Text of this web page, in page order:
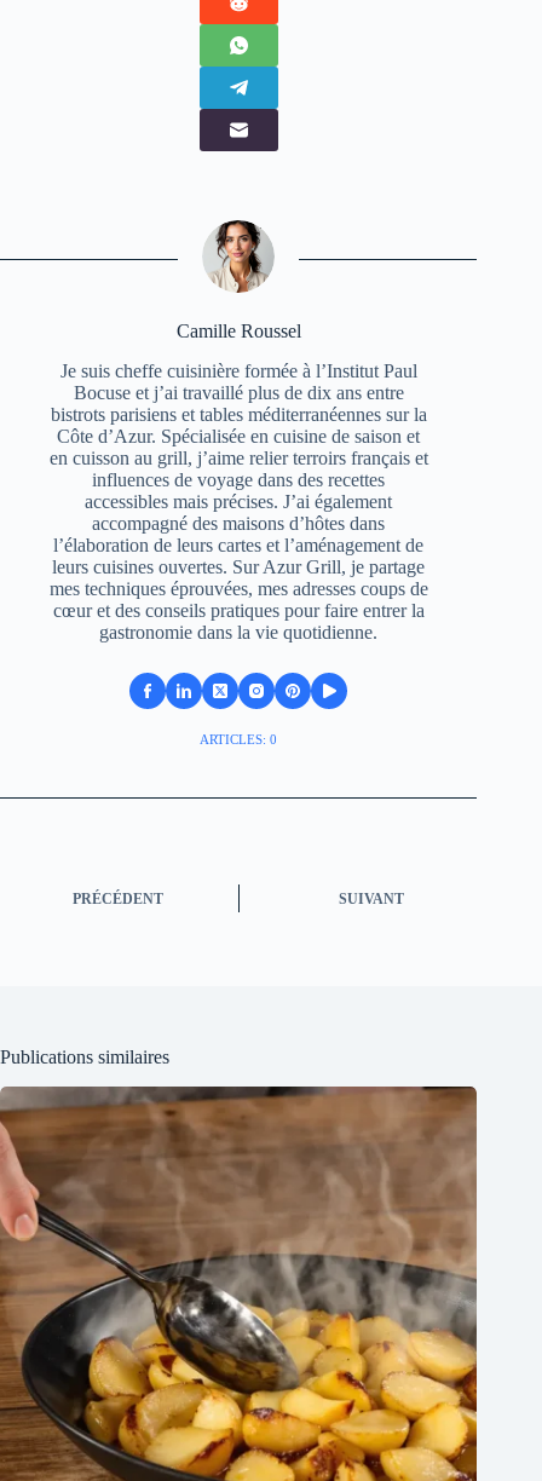
Camille Roussel
Je suis cheffe cuisinière formée à l’Institut Paul
Bocuse et j’ai travaillé plus de dix ans entre
bistrots parisiens et tables méditerranéennes sur la
Côte d’Azur. Spécialisée en cuisine de saison et
en cuisson au grill, j’aime relier terroirs français et
influences de voyage dans des recettes
accessibles mais précises. J’ai également
accompagné des maisons d’hôtes dans
l’élaboration de leurs cartes et l’aménagement de
leurs cuisines ouvertes. Sur Azur Grill, je partage
mes techniques éprouvées, mes adresses coups de
cœur et des conseils pratiques pour faire entrer la
gastronomie dans la vie quotidienne.
ARTICLES: 0
PRÉCÉDENT SUIVANT
Publications similaires